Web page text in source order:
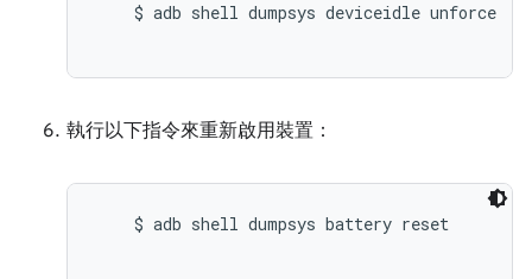
    $ adb shell dumpsys deviceidle unforce
執行以下指令來重新啟用裝置：
    $ adb shell dumpsys battery reset